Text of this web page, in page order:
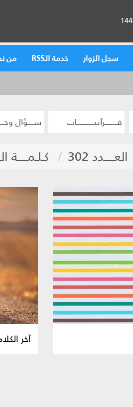
سجل الزوار خدمة الـRSS من
قــــــــرآنيــــــــــــات ســــؤال
العـــــدد 302 كـلـمـــــة
آخر